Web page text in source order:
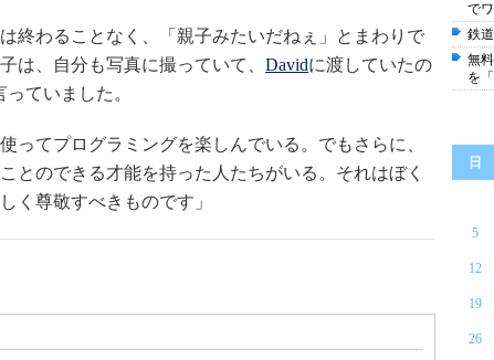
終わることなく、「親子みたいだねぇ」とまわりで
は、自分も写真に撮っていて、 Davidに渡していたの
ていました。
ってプログラミングを楽しんでいる。でもさらに、
とのできる才能を持った人たちがいる。それはぼく
く尊敬すべきものです」
で
鉄
無
を
日
5
12
19
26